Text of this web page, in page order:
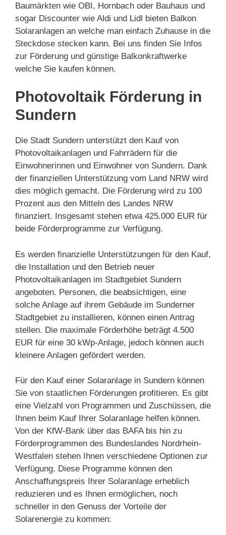
Baumärkten wie OBI, Hornbach oder Bauhaus und
sogar Discounter wie Aldi und Lidl bieten Balkon
Solaranlagen an welche man einfach Zuhause in die
Steckdose stecken kann. Bei uns finden Sie Infos
zur Förderung und günstige Balkonkraftwerke
welche Sie kaufen können.
Photovoltaik Förderung in
Sundern
Die Stadt Sundern unterstützt den Kauf von
Photovoltaikanlagen und Fahrrädern für die
Einwohnerinnen und Einwohner von Sundern. Dank
der finanziellen Unterstützung vom Land NRW wird
dies möglich gemacht. Die Förderung wird zu 100
Prozent aus den Mitteln des Landes NRW
finanziert. Insgesamt stehen etwa 425.000 EUR für
beide Förderprogramme zur Verfügung.
Es werden finanzielle Unterstützungen für den Kauf,
die Installation und den Betrieb neuer
Photovoltaikanlagen im Stadtgebiet Sundern
angeboten. Personen, die beabsichtigen, eine
solche Anlage auf ihrem Gebäude im Sunderner
Stadtgebiet zu installieren, können einen Antrag
stellen. Die maximale Förderhöhe beträgt 4.500
EUR für eine 30 kWp-Anlage, jedoch können auch
kleinere Anlagen gefördert werden.
Für den Kauf einer Solaranlage in Sundern können
Sie von staatlichen Förderungen profitieren. Es gibt
eine Vielzahl von Programmen und Zuschüssen, die
Ihnen beim Kauf Ihrer Solaranlage helfen können.
Von der KfW-Bank über das BAFA bis hin zu
Förderprogrammen des Bundeslandes Nordrhein-
Westfalen stehen Ihnen verschiedene Optionen zur
Verfügung. Diese Programme können den
Anschaffungspreis Ihrer Solaranlage erheblich
reduzieren und es Ihnen ermöglichen, noch
schneller in den Genuss der Vorteile der
Solarenergie zu kommen: